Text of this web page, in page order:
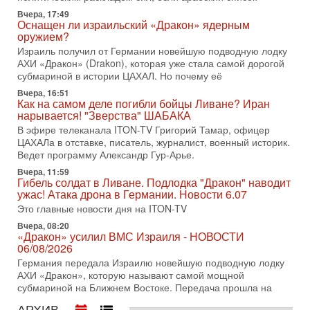
Голоса русскоязычных репатриантов не раз кардинально
меняли политический ландшафт Израиля. Достаточно
вспомнить взлет партии «Исраэль ба-алия», когда
31-07-2026, 17:00
Тайны закрытых дверей: о чём на самом деле
молчат Трамп и Нетаньяху?
Недавний визит премьер-министра Израиля Биньямина
Нетаньяху в США и его встреча с Дональдом Трампом
оставили больше вопросов, чем ответов. Полная
31-07-2026, 15:18
Иран готовит покушение на Нетаниягу! Трамп не
хочет эскалации, но КСИР готовит взрыв!
В эфире телеканала ITON-TV СЕРГЕЙ МИГДАЛЬ, эксперт
по вопросам безопасности, офицер запаса
Международного управления полиции Израиля, автор
Битва за разоружение ХАМАСа - НОВОСТИ
31/07/2026
Сегодня президент США Дональд Трамп заявил о
достижении исторического соглашения о полном
разоружении ХАМАСа и других вооруженных группировок в
Вчера, 17:49
Оснащен ли израильский «Дракон» ядерным
оружием?
Израиль получил от Германии новейшую подводную лодку
АХИ «Дракон» (Drakon), которая уже стала самой дорогой
субмариной в истории ЦАХАЛ. Но почему её
Вчера, 16:51
Как на самом деле погибли бойцы Ливане? Иран
нарывается! "Зверства" ШАБАКА
В эфире телеканала ITON-TV Григорий Тамар, офицер
ЦАХАЛа в отставке, писатель, журналист, военный историк.
Ведет программу Александр Гур-Арье.
Вчера, 11:59
Гибель солдат в Ливане. Подлодка "Дракон" наводит
ужас! Атака дрона в Германии. Новости 6.07
Это главные новости дня на ITON-TV
Вчера, 08:20
«Дракон» усилил ВМС Израиля - НОВОСТИ
06/08/2026
Германия передала Израилю новейшую подводную лодку
АХИ «Дракон», которую называют самой мощной
субмариной на Ближнем Востоке. Передача прошла на